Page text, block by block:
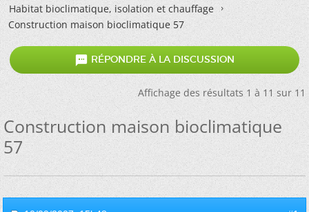
Habitat bioclimatique, isolation et chauffage
Construction maison bioclimatique 57
 RÉPONDRE À LA DISCUSSION
Affichage des résultats 1 à 11 sur 11
Construction maison bioclimatique
57